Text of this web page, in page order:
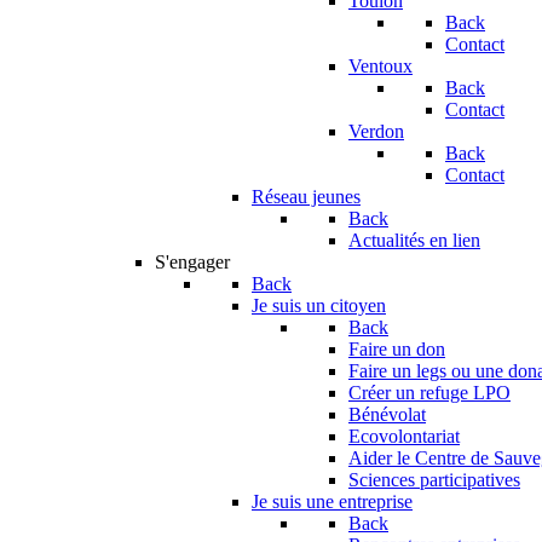
Back
Contact
Ventoux
Back
Contact
Verdon
Back
Contact
Réseau jeunes
Back
Actualités en lien
S'engager
Back
Je suis un citoyen
Back
Faire un don
Faire un legs ou une
Créer un refuge LPO
Bénévolat
Ecovolontariat
Aider le Centre de
Sciences participatives
Je suis une entreprise
Back